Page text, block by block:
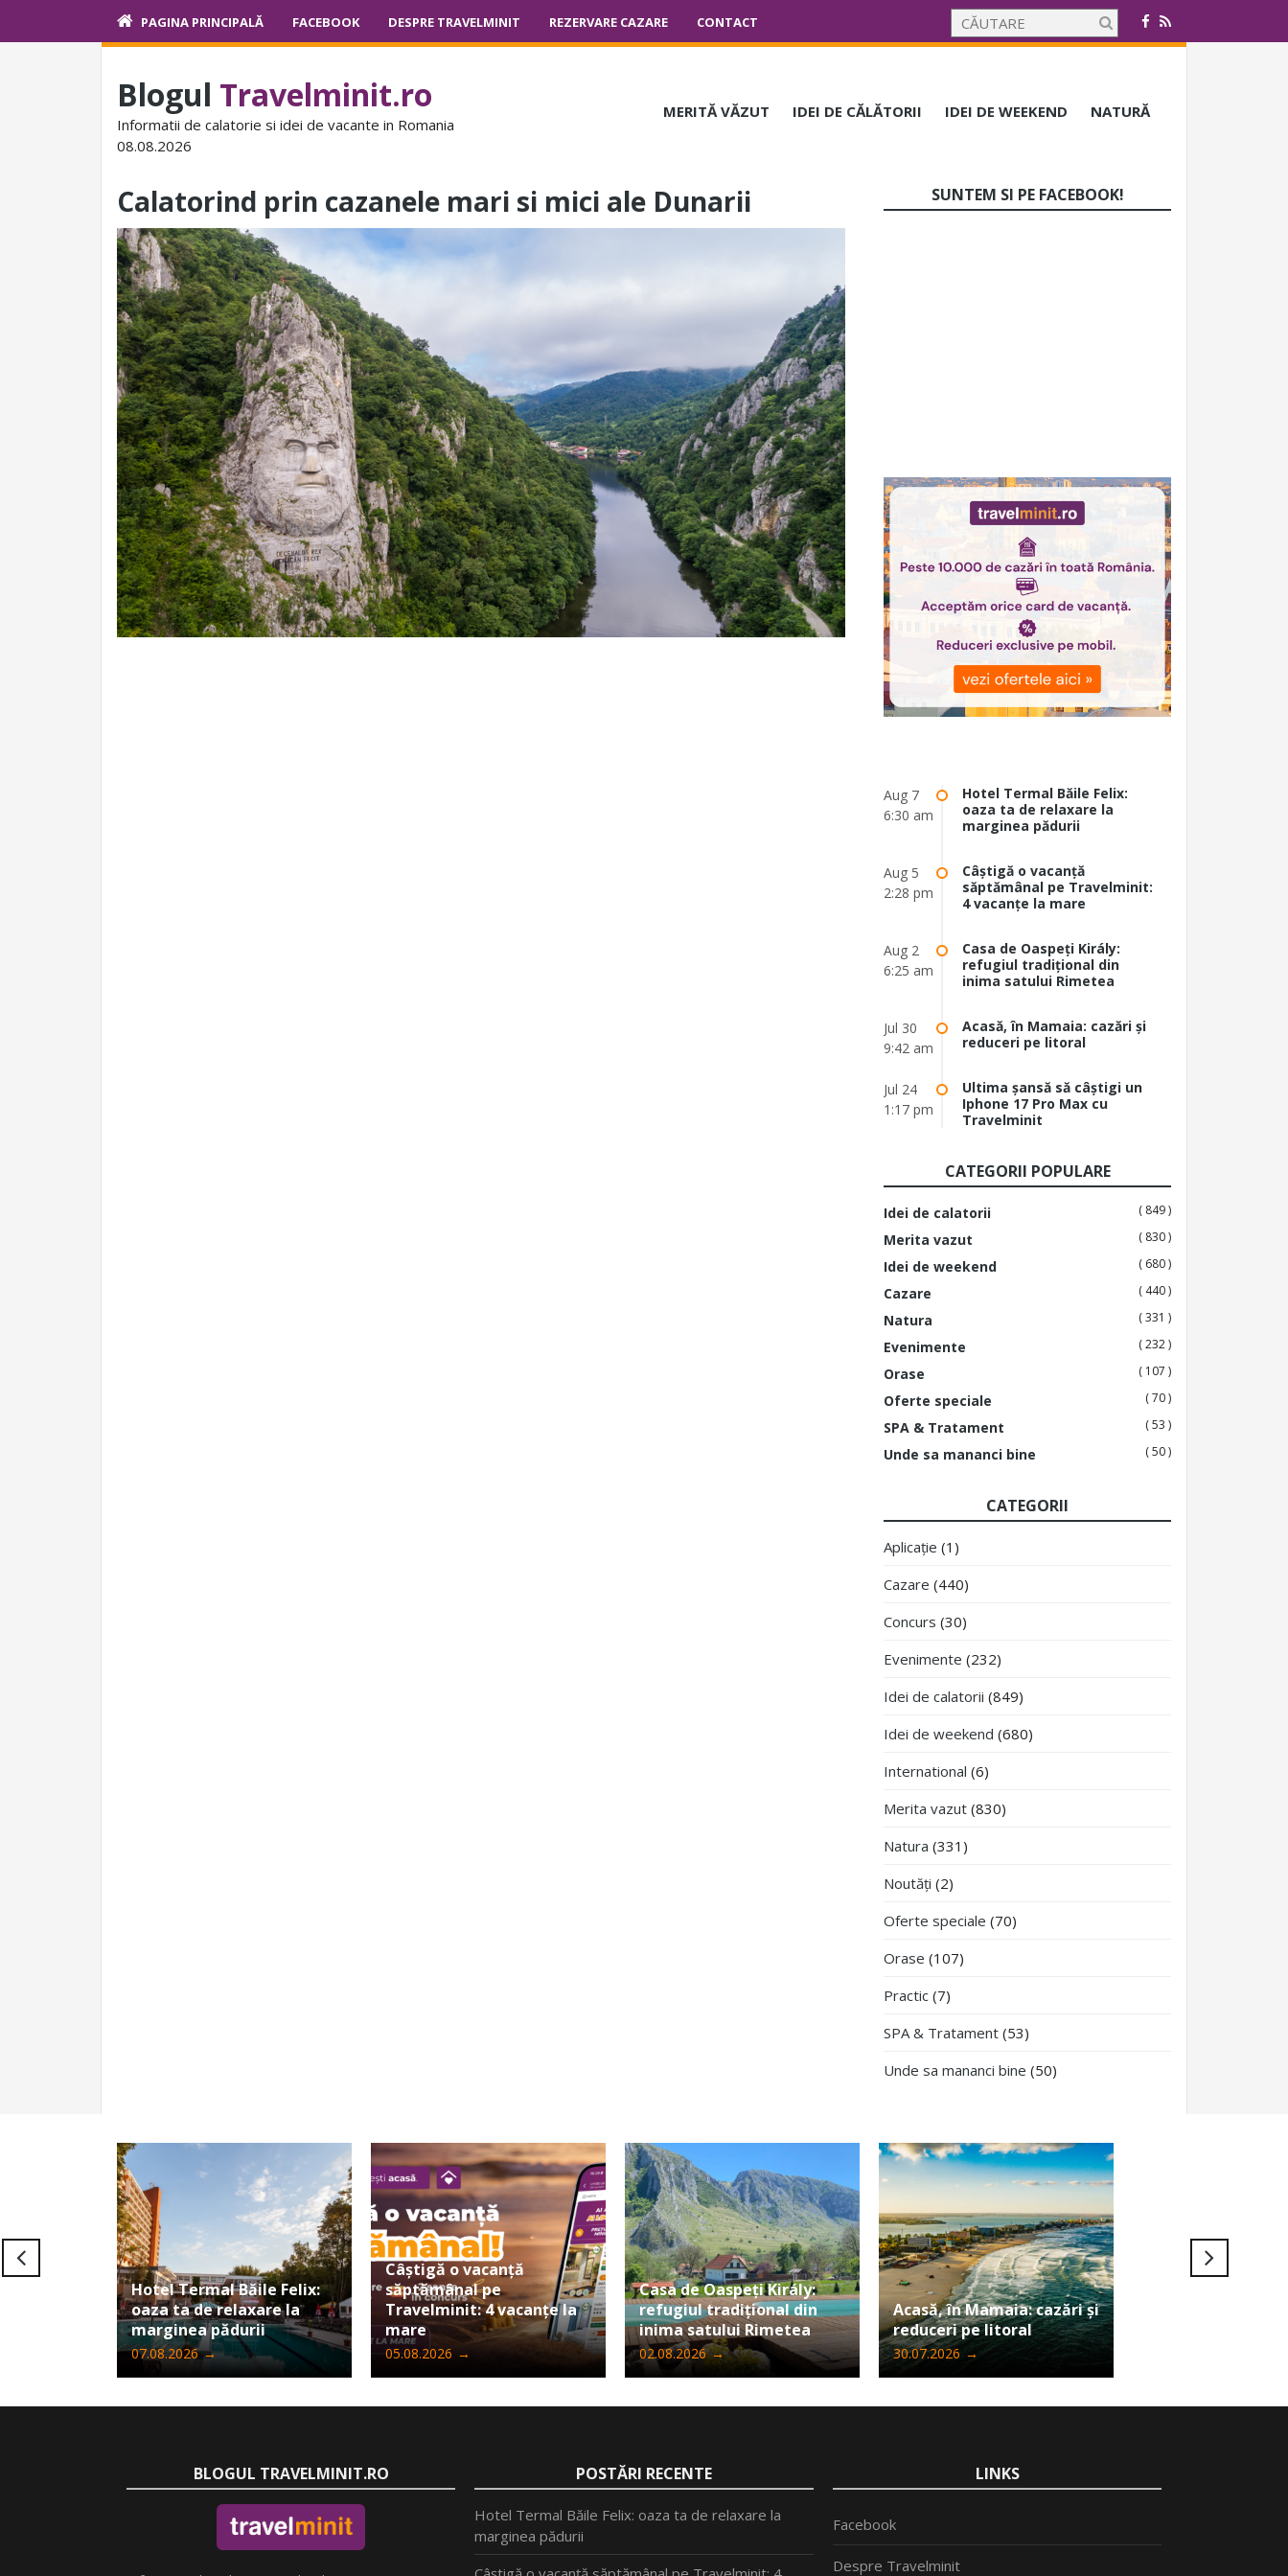
PAGINA PRINCIPALĂ FACEBOOK DESPRE TRAVELMINIT REZERVARE CAZARE CONTACT
Blogul Travelminit.ro
Informatii de calatorie si idei de vacante in Romania
08.08.2026
MERITĂ VĂZUT IDEI DE CĂLĂTORII IDEI DE WEEKEND NATURĂ
Calatorind prin cazanele mari si mici ale Dunarii SUNTEM SI PE FACEBOOK!
Aug 7
6:30 am
Hotel Termal Băile Felix:
oaza ta de relaxare la
marginea pădurii
Aug 5
2:28 pm
Câștigă o vacanță
săptămânal pe Travelminit:
4 vacanțe la mare
Aug 2
6:25 am
Casa de Oaspeți Király:
refugiul tradițional din
inima satului Rimetea
Jul 30
9:42 am
Acasă, în Mamaia: cazări și
reduceri pe litoral
Jul 24
1:17 pm
Ultima șansă să câștigi un
Iphone 17 Pro Max cu
Travelminit
CATEGORII POPULARE
Idei de calatorii ( 849 )
Merita vazut ( 830 )
Idei de weekend ( 680 )
Cazare ( 440 )
Natura ( 331 )
Evenimente ( 232 )
Orase ( 107 )
Oferte speciale ( 70 )
SPA & Tratament ( 53 )
Unde sa mananci bine ( 50 )
CATEGORII
Aplicație (1)
Cazare (440)
Concurs (30)
Evenimente (232)
Idei de calatorii (849)
Idei de weekend (680)
International (6)
Merita vazut (830)
Natura (331)
Noutăți (2)
Oferte speciale (70)
Orase (107)
Practic (7)
SPA & Tratament (53)
Unde sa mananci bine (50)
Hotel Termal Băile Felix:
oaza ta de relaxare la
marginea pădurii
07.08.2026 →
Câștigă o vacanță
săptămânal pe
Travelminit: 4 vacanțe la
mare
05.08.2026 →
Casa de Oaspeți Király:
refugiul tradițional din
inima satului Rimetea
02.08.2026 →
Acasă, în Mamaia: cazări și
reduceri pe litoral
30.07.2026 →
BLOGUL TRAVELMINIT.RO POSTĂRI RECENTE
Hotel Termal Băile Felix: oaza ta de relaxare la
marginea pădurii
LINKS
Facebook
Despre Travelminit